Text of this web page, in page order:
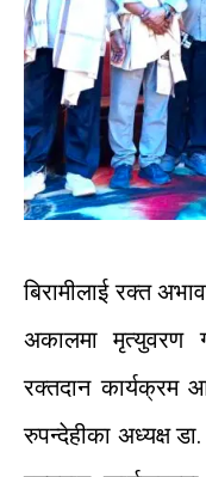
बिरामीलाई रक्त अभाव
अकालमा मृत्युवरण
रक्तदानकार्यक्रम
रुपन्देहीका अध्यक्ष डा